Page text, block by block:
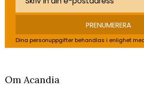
PRENUMERERA
Dina personuppgifter behandlas i enlighet
Om Acandia